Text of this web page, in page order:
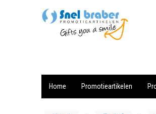
Home Promotieartikelen